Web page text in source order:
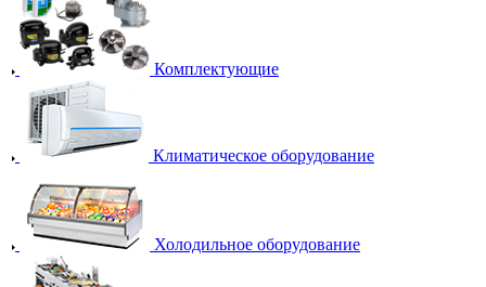
Комплектующие
Климатическое оборудование
Холодильное оборудование